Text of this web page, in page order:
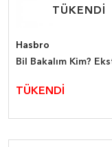
TÜKENDİ
TÜKENDİ
Hasbro
Bil Bakalım Kim?
TÜKENDİ